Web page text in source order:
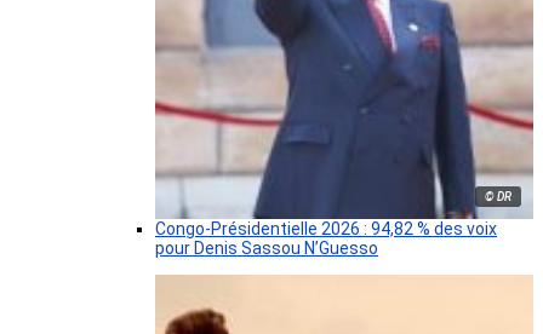
© DR
Congo-Présidentielle 2026 : 94,82 % des voix
pour Denis Sassou N’Guesso